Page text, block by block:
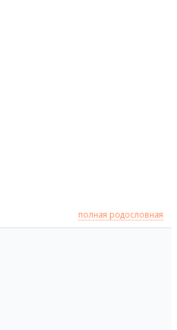
полная родословная